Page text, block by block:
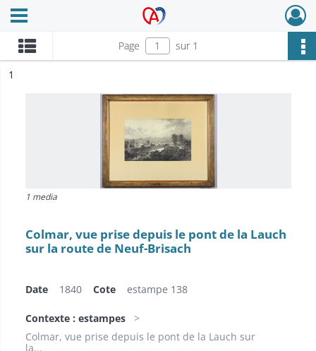
Archives Alsace - Colmar
Ouvrir le menu déroulant
Page sur 1
n°
1
1 media
Colmar, vue prise depuis le pont de la Lauch
sur la route de Neuf-Brisach
Date 1840 Cote estampe 138
Contexte : estampes
Colmar, vue prise depuis le pont de la Lauch sur
la...